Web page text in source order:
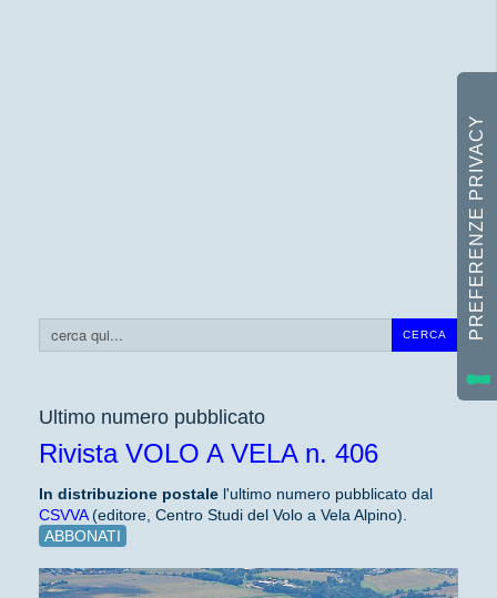
CERCA
Cerca...
Ultimo numero pubblicato
Rivista VOLO A VELA n. 406
In distribuzione postale l'ultimo numero pubblicato dal
CSVVA(editore, Centro Studi del Volo a Vela Alpino).
ABBONATI